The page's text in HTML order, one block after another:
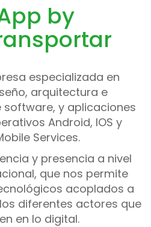
by
especializada en
arquitectura e
y aplicaciones
Android, IOS y
Services.
y presencia a nivel
que nos permite
acoplados a
diferentes actores que
en lo digital.